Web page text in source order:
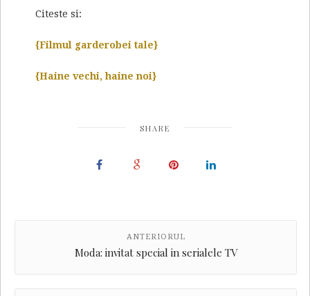
Citeste si:
{Filmul garderobei tale}
{Haine vechi, haine noi}
SHARE
ANTERIORUL
Moda: invitat special in serialele TV